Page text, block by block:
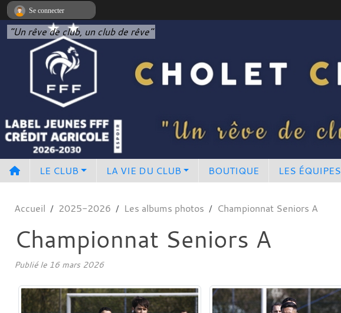
"Un rêve de club, un club de rêve"
LE CLUB LA VIE DU CLUB BOUTIQUE LES ÉQUIPES
Accueil 2025-2026 Les albums photos Championnat Seniors A
Championnat Seniors A
Publié le 16 mars 2026
Se connecter
Panneau de gestion des cookies